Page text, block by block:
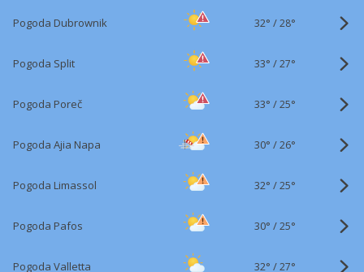
Pogoda Dubrownik 32° /28°
Pogoda Split 33° /27°
Pogoda Poreč 33° /25°
Pogoda Ajia Napa 30° /26°
Pogoda Limassol 32° /25°
Pogoda Pafos 30° /25°
Pogoda Valletta 32° /27°